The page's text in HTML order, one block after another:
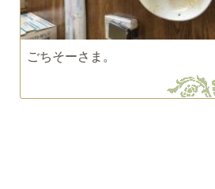
ごちそーさま。